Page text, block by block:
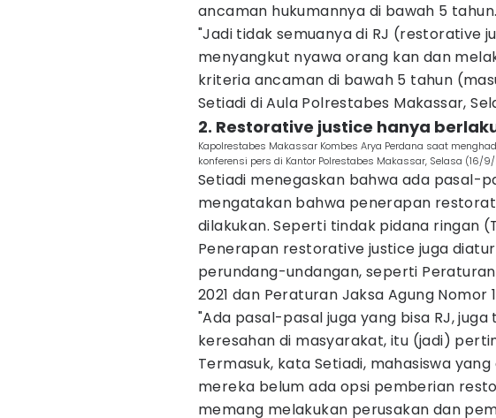
ancaman hukumannya di bawah 5 tahun.
"Jadi tidak semuanya di RJ (restorative
menyangkut nyawa orang kan dan
kriteria ancaman di bawah 5 tahun
Setiadi di Aula Polrestabes Makassar,
2. Restorative justice hanya
Kapolrestabes Makassar Kombes Arya Perdana saat
konferensi pers di Kantor Polrestabes Makassar, Selasa (16/
Setiadi menegaskan bahwa ada pasal-
mengatakan bahwa penerapan
dilakukan. Seperti tindak pidana ringan
Penerapan restorative justice juga
perundang-undangan, seperti
2021 dan Peraturan Jaksa Agung Nomor
"Ada pasal-pasal juga yang bisa RJ,
keresahan di masyarakat, itu (jadi)
Termasuk, kata Setiadi, mahasiswa yang
mereka belum ada opsi pemberian
memang melakukan perusakan dan